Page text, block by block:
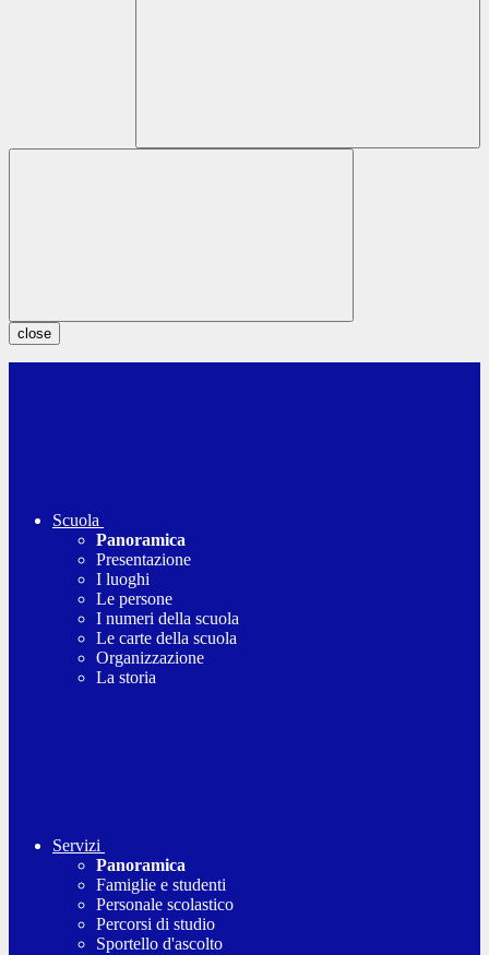
close
Scuola
Panoramica
Presentazione
I luoghi
Le persone
I numeri della scuola
Le carte della scuola
Organizzazione
La storia
Servizi
Panoramica
Famiglie e studenti
Personale scolastico
Percorsi di studio
Sportello d'ascolto